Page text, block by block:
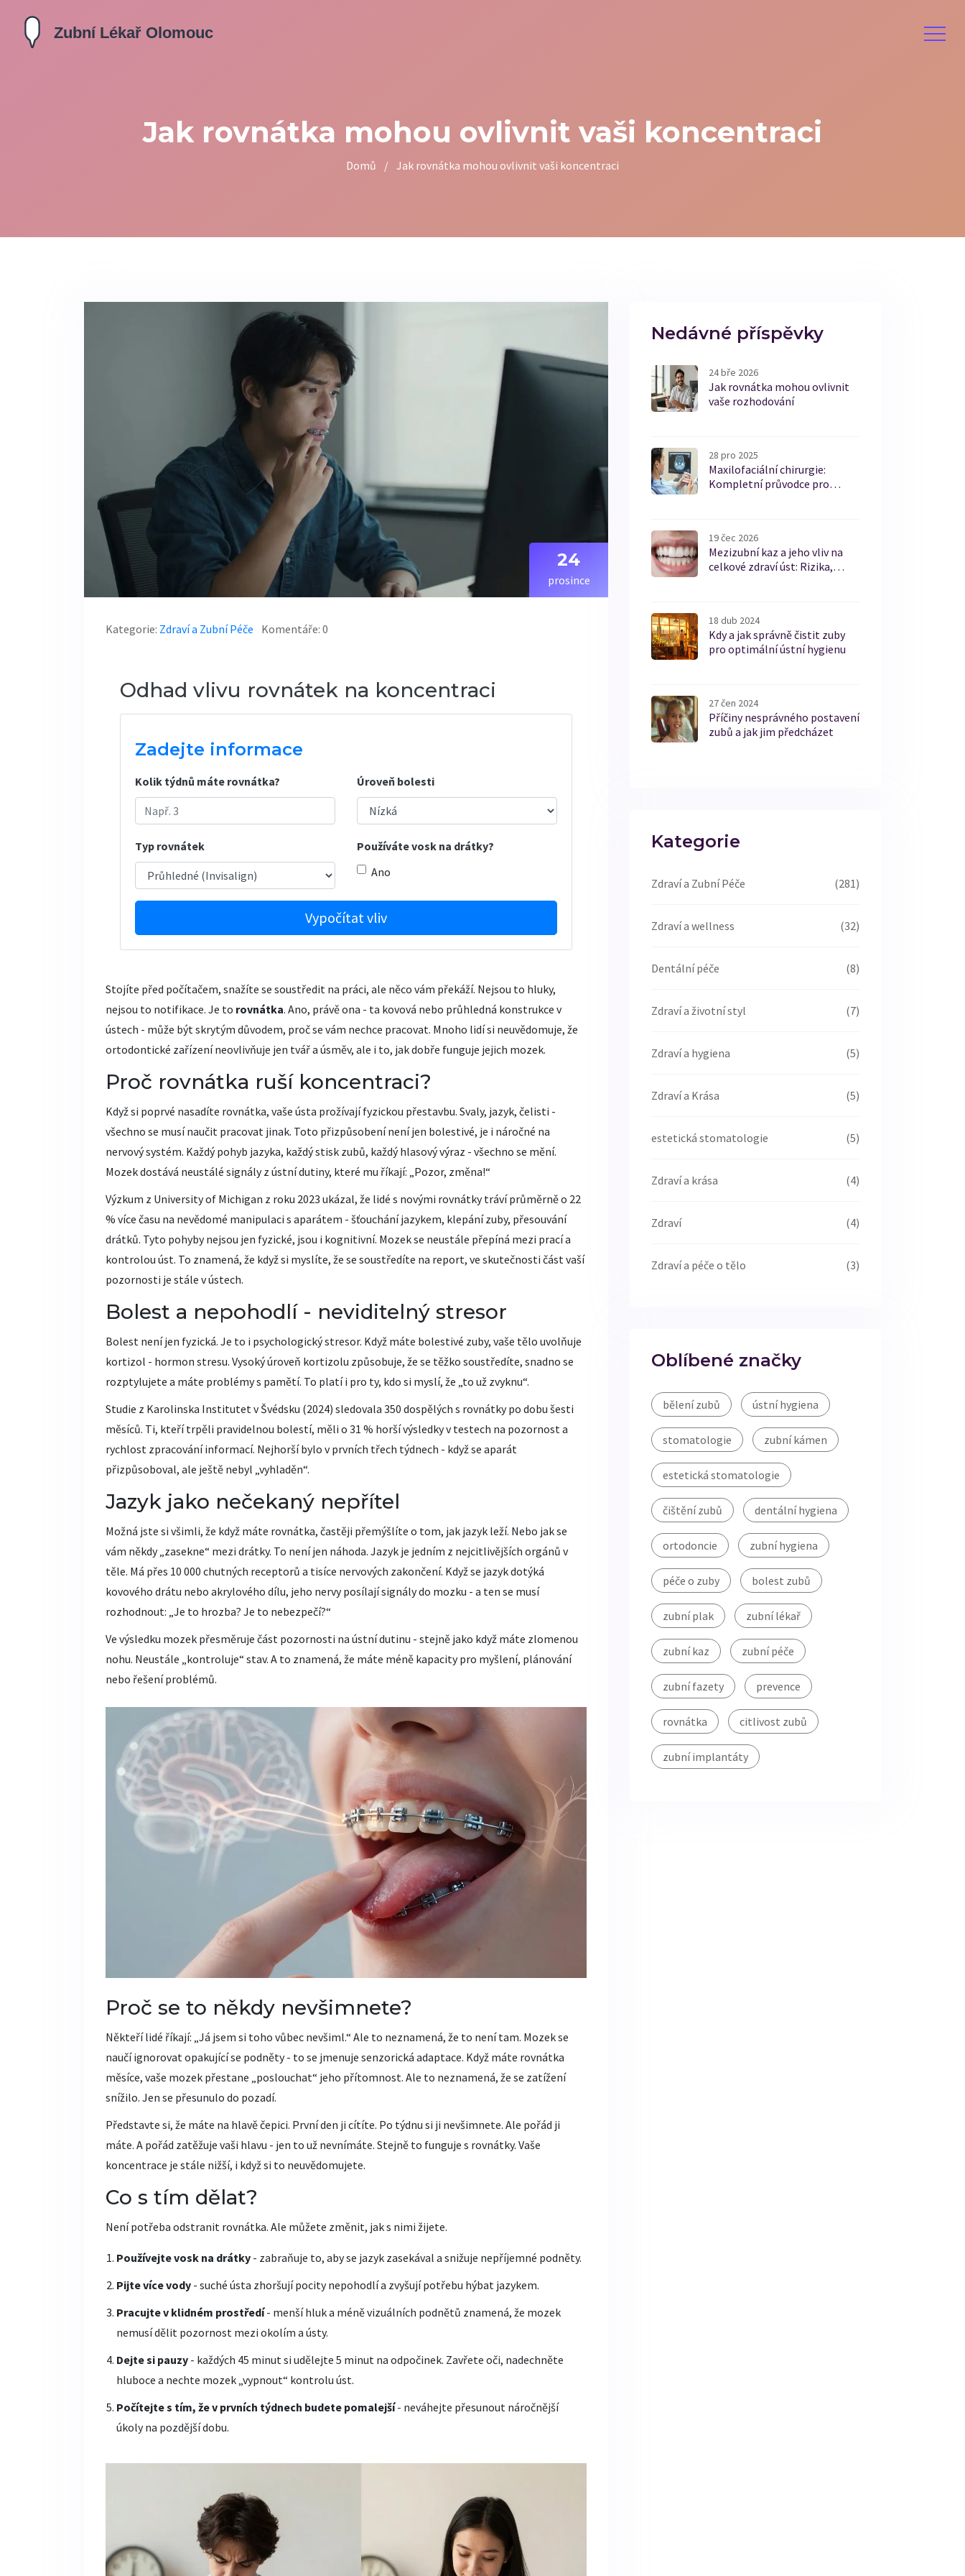
Jak rovnátka mohou ovlivnit vaši koncentraci
Domů / Jak rovnátka mohou ovlivnit vaši koncentraci
24
prosince
Kategorie: Zdraví a Zubní Péče Komentáře: 0
Odhad vlivu rovnátek na koncentraci
Zadejte informace
Kolik týdnů máte rovnátka? Úroveň bolesti
Typ rovnátek
Používáte vosk na drátky?
Ano
Vypočítat vliv
Stojíte před počítačem, snažíte se soustředit na práci, ale něco vám překáží. Nejsou to hluky,
nejsou to notifikace. Je to rovnátka. Ano, právě ona - ta kovová nebo průhledná konstrukce v
ústech - může být skrytým důvodem, proč se vám nechce pracovat. Mnoho lidí si neuvědomuje, že
ortodontické zařízení neovlivňuje jen tvář a úsměv, ale i to, jak dobře funguje jejich mozek.
Proč rovnátka ruší koncentraci?
Když si poprvé nasadíte rovnátka, vaše ústa prožívají fyzickou přestavbu. Svaly, jazyk, čelisti -
všechno se musí naučit pracovat jinak. Toto přizpůsobení není jen bolestivé, je i náročné na
nervový systém. Každý pohyb jazyka, každý stisk zubů, každý hlasový výraz - všechno se mění.
Mozek dostává neustálé signály z ústní dutiny, které mu říkají: „Pozor, změna!“
Výzkum z University of Michigan z roku 2023 ukázal, že lidé s novými rovnátky tráví průměrně o 22
% více času na nevědomé manipulaci s aparátem - šťouchání jazykem, klepání zuby, přesouvání
drátků. Tyto pohyby nejsou jen fyzické, jsou i kognitivní. Mozek se neustále přepíná mezi prací a
kontrolou úst. To znamená, že když si myslíte, že se soustředíte na report, ve skutečnosti část vaší
pozornosti je stále v ústech.
Bolest a nepohodlí - neviditelný stresor
Bolest není jen fyzická. Je to i psychologický stresor. Když máte bolestivé zuby, vaše tělo uvolňuje
kortizol - hormon stresu. Vysoký úroveň kortizolu způsobuje, že se těžko soustředíte, snadno se
rozptylujete a máte problémy s pamětí. To platí i pro ty, kdo si myslí, že „to už zvyknu“.
Studie z Karolinska Institutet v Švédsku (2024) sledovala 350 dospělých s rovnátky po dobu šesti
měsíců. Ti, kteří trpěli pravidelnou bolestí, měli o 31 % horší výsledky v testech na pozornost a
rychlost zpracování informací. Nejhorší bylo v prvních třech týdnech - když se aparát
přizpůsoboval, ale ještě nebyl „vyhladěn“.
Jazyk jako nečekaný nepřítel
Možná jste si všimli, že když máte rovnátka, častěji přemýšlíte o tom, jak jazyk leží. Nebo jak se
vám někdy „zasekne“ mezi drátky. To není jen náhoda. Jazyk je jedním z nejcitlivějších orgánů v
těle. Má přes 10 000 chutných receptorů a tisíce nervových zakončení. Když se jazyk dotýká
kovového drátu nebo akrylového dílu, jeho nervy posílají signály do mozku - a ten se musí
rozhodnout: „Je to hrozba? Je to nebezpečí?“
Ve výsledku mozek přesměruje část pozornosti na ústní dutinu - stejně jako když máte zlomenou
nohu. Neustále „kontroluje“ stav. A to znamená, že máte méně kapacity pro myšlení, plánování
nebo řešení problémů.
Proč se to někdy nevšimnete?
Někteří lidé říkají: „Já jsem si toho vůbec nevšiml.“ Ale to neznamená, že to není tam. Mozek se
naučí ignorovat opakující se podněty - to se jmenuje senzorická adaptace. Když máte rovnátka
měsíce, vaše mozek přestane „poslouchat“ jeho přítomnost. Ale to neznamená, že se zatížení
snížilo. Jen se přesunulo do pozadí.
Představte si, že máte na hlavě čepici. První den ji cítíte. Po týdnu si ji nevšimnete. Ale pořád ji
máte. A pořád zatěžuje vaši hlavu - jen to už nevnímáte. Stejně to funguje s rovnátky. Vaše
koncentrace je stále nižší, i když si to neuvědomujete.
Co s tím dělat?
Není potřeba odstranit rovnátka. Ale můžete změnit, jak s nimi žijete.
Používejte vosk na drátky - zabraňuje to, aby se jazyk zasekával a snižuje nepříjemné podněty.
Pijte více vody - suché ústa zhoršují pocity nepohodlí a zvyšují potřebu hýbat jazykem.
Pracujte v klidném prostředí- menší hluk a méně vizuálních podnětů znamená, že mozek
nemusí dělit pozornost mezi okolím a ústy.
Dejte si pauzy - každých 45 minut si udělejte 5 minut na odpočinek. Zavřete oči, nadechněte
hluboce a nechte mozek „vypnout“ kontrolu úst.
Počítejte s tím, že v prvních týdnech budete pomalejší- neváhejte přesunout náročnější
úkoly na pozdější dobu.
Nedávné příspěvky
24 bře 2026
Jak rovnátka mohou ovlivnit
vaše rozhodování
28 pro 2025
Maxilofaciální chirurgie:
Kompletní průvodce pro
19 čec 2026
Mezizubní kaz a jeho vliv na
celkové zdraví úst: Rizika,
18 dub 2024
Kdy a jak správně čistit zuby
pro optimální ústní hygienu
27 čen 2024
Příčiny nesprávného postavení
zubů a jak jim předcházet
Kategorie
Zdraví a Zubní Péče (281)
Zdraví a wellness (32)
Dentální péče (8)
Zdraví a životní styl (7)
Zdraví a hygiena (5)
Zdraví a Krása (5)
estetická stomatologie (5)
Zdraví a krása (4)
Zdraví (4)
Zdraví a péče o tělo (3)
Oblíbené značky
bělení zubů ústní hygiena
stomatologie zubní kámen
estetická stomatologie
čištění zubů dentální hygiena
ortodoncie zubní hygiena
péče o zuby bolest zubů
zubní plak zubní lékař
zubní kaz zubní péče
zubní fazety prevence
rovnátka citlivost zubů
zubní implantáty